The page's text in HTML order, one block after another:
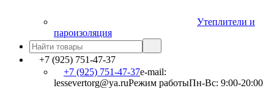
Утеплители и
пароизоляция
+7 (925) 751-47-37
+7 (925) 751-47-37e-mail:
lessevertorg@ya.ruРежим работыПн-Вс: 9:00-20:00